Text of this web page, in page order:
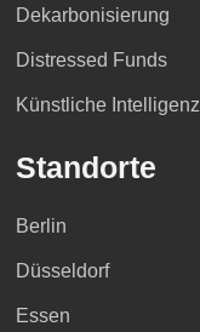
Dekarbonisierung
Distressed Funds
Künstliche Intelligenz
Standorte
Berlin
Düsseldorf
Essen